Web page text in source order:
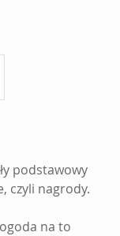
podstawowy
czyli nagrody.
na to